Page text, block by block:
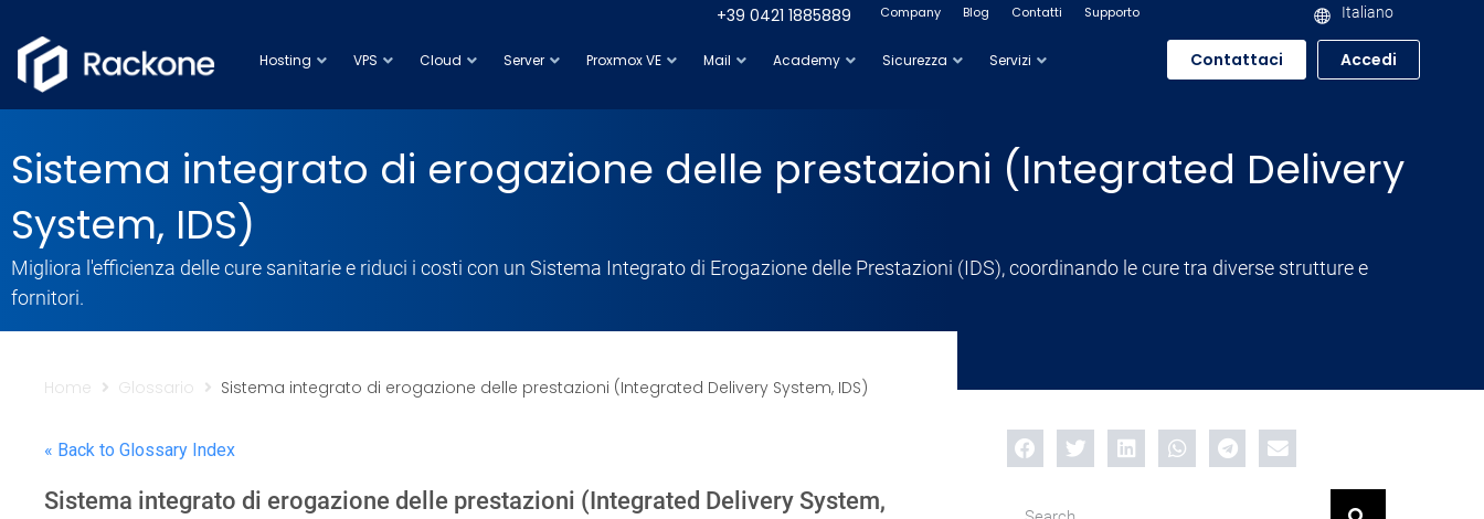
+39 0421 1885889 Company Blog Contatti Supporto Italiano
Hosting VPS Cloud Server Proxmox VE Mail Academy Sicurezza Servizi Contattaci Accedi
Sistema integrato di erogazione delle prestazioni (Integrated Delivery
System, IDS)
Migliora l'efficienza delle cure sanitarie e riduci i costi con un Sistema Integrato di Erogazione delle Prestazioni (IDS), coordinando le cure tra diverse strutture e
fornitori.
Home Glossario Sistema integrato di erogazione delle prestazioni (Integrated Delivery System, IDS)
« Back to Glossary Index
Sistema integrato di erogazione delle prestazioni (Integrated Delivery System,